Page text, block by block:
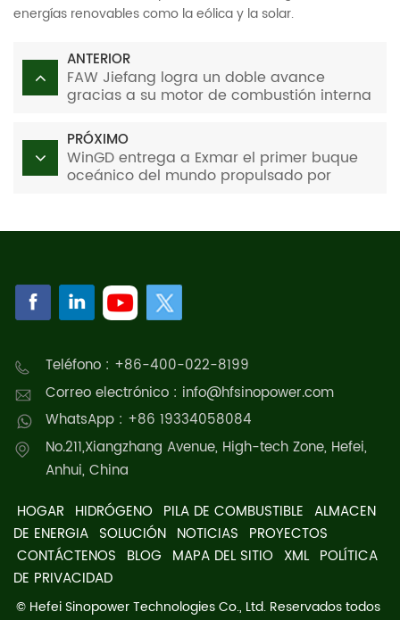
energías renovables como la eólica y la solar.
ANTERIOR
FAW Jiefang logra un doble avance
gracias a su motor de combustión interna
PRÓXIMO
WinGD entrega a Exmar el primer buque
oceánico del mundo propulsado por
Teléfono : +86-400-022-8199
Correo electrónico : info@hfsinopower.com
WhatsApp : +86 19334058084
No.211,Xiangzhang Avenue, High-tech Zone, Hefei,
Anhui, China
HOGAR HIDRÓGENO PILA DE COMBUSTIBLE ALMACEN
DE ENERGIA SOLUCIÓN NOTICIAS PROYECTOS
CONTÁCTENOS BLOG MAPA DEL SITIO XML POLÍTICA
DE PRIVACIDAD
© Hefei Sinopower Technologies Co., Ltd. Reservados todos